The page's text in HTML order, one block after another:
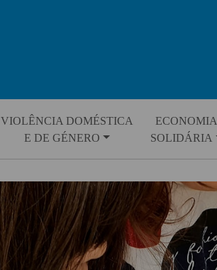
VIOLÊNCIA DOMÉSTICA
E DE GÉNERO
ECONOMIA
SOLIDÁRIA